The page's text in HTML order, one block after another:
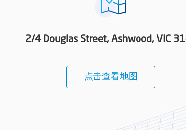
2/4 Douglas Street, Ashwood, VIC
点击查看地图